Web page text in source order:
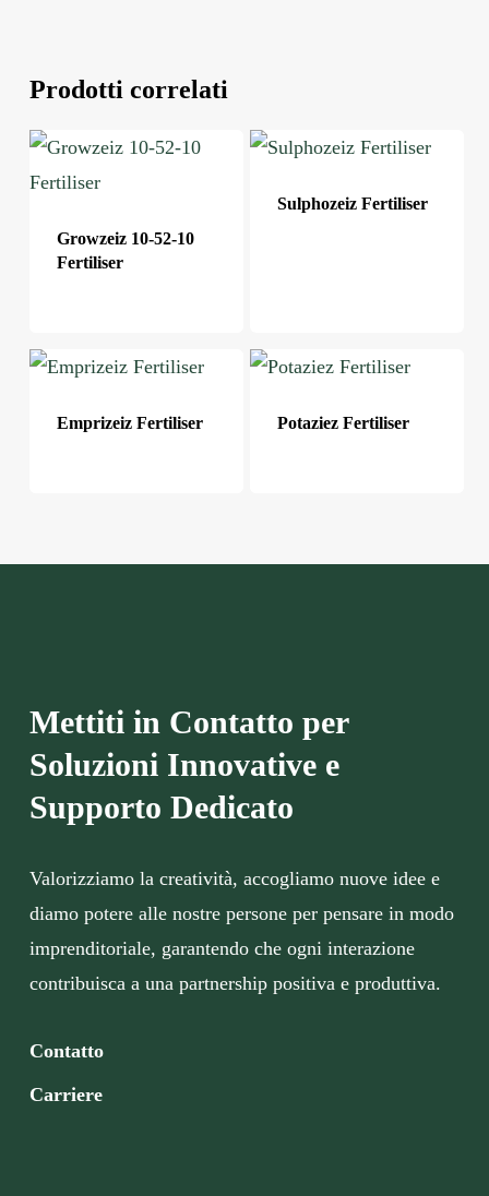
Prodotti correlati
Growzeiz 10-52-10
Fertiliser
Sulphozeiz Fertiliser
Emprizeiz Fertiliser Potaziez Fertiliser
Mettiti in Contatto per
Soluzioni Innovative e
Supporto Dedicato
Valorizziamo la creatività, accogliamo nuove idee e
diamo potere alle nostre persone per pensare in modo
imprenditoriale, garantendo che ogni interazione
contribuisca a una partnership positiva e produttiva.
Contatto
Carriere